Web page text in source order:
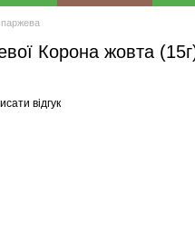
Корона жовта
відгук